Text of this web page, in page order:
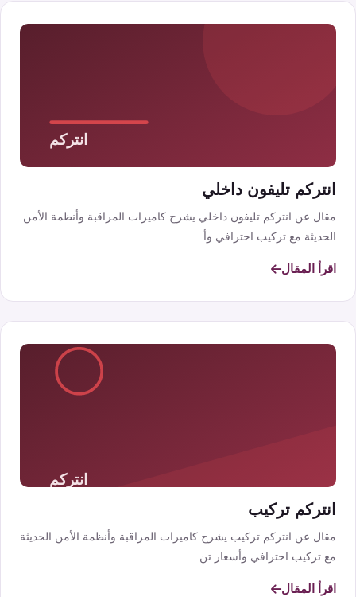
انتركم تليفون داخلي
مقال عن انتركم تليفون داخلي يشرح كاميرات المراقبة وأنظمة الأمن
الحديثة مع تركيب احترافي وأ...
اقرأ المقال
انتركم تركيب
مقال عن انتركم تركيب يشرح كاميرات المراقبة وأنظمة الأمن الحديثة
مع تركيب احترافي وأسعار تن...
اقرأ المقال